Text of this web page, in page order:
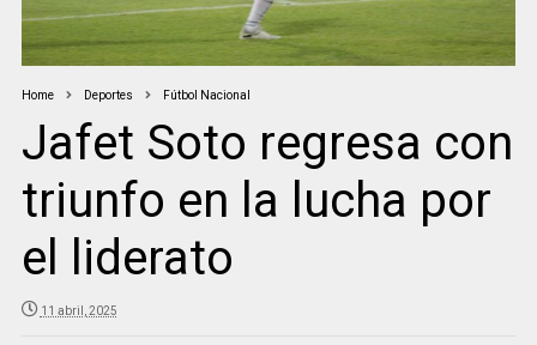
Home Deportes Fútbol Nacional
Jafet Soto regresa con
triunfo en la lucha por
el liderato
11 abril, 2025